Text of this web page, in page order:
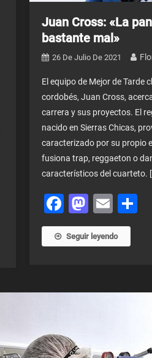
Juan Cross: «La
bastante mal»
26 De Julio De 2021
El equipo de Mejor de Tarde
cordobés, Juan Cross,
carrera y sus proyectos. El
nacido en Sierras Chicas,
caracterizado por su propio
fusiona trap, reggaeton o
característicos del cuarteto.
Facebook
Email
Seguir leyendo